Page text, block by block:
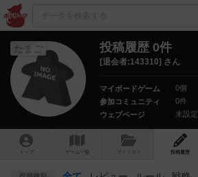
たまご 投稿履歴 0件
[退会者:143310] さん
マイボードゲーム
0個
参加コミュニティ
0件
ウェブページ
未設定
トップ ゲーム一覧 マイリスト 投稿履歴